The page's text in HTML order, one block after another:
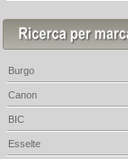
Burgo
Canon
BIC
Esselte